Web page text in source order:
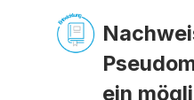
ein